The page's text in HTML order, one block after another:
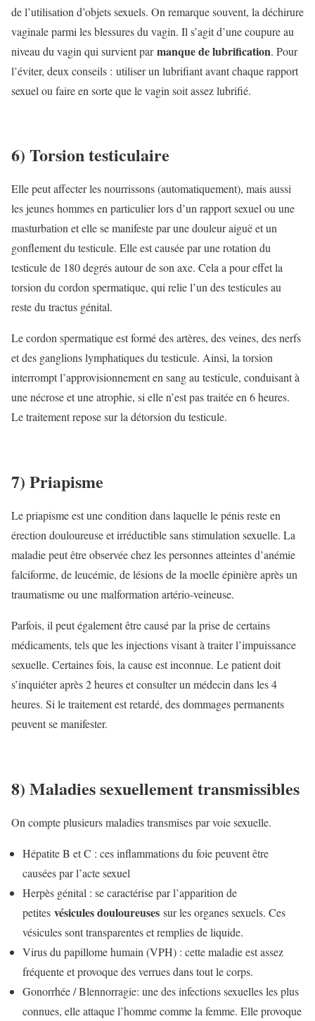
de l’utilisation d’objets sexuels. On remarque souvent, la déchirure
vaginale parmi les blessures du vagin. Il s’agit d’une coupure au
niveau du vagin qui survient parmanque de lubrification. Pour
l’éviter, deux conseils : utiliser un lubrifiant avant chaque rapport
sexuel ou faire en sorte que le vagin soit assez lubrifié.
6) Torsion testiculaire
Elle peut affecter les nourrissons (automatiquement), mais aussi
les jeunes hommes en particulier lors d’un rapport sexuel ou une
masturbation et elle se manifeste par une douleur aiguë et un
gonflement du testicule. Elle est causée par une rotation du
testicule de 180 degrés autour de son axe. Cela a pour effet la
torsion du cordon spermatique, qui relie l’un des testicules au
reste du tractus génital.
Le cordon spermatique est formé des artères, des veines, des nerfs
et des ganglions lymphatiques du testicule. Ainsi, la torsion
interrompt l’approvisionnement en sang au testicule, conduisant à
une nécrose et une atrophie, si elle n’est pas traitée en 6 heures.
Le traitement repose sur la détorsion du testicule.
7) Priapisme
Le priapisme est une condition dans laquelle le pénis reste en
érection douloureuse et irréductible sans stimulation sexuelle. La
maladie peut être observée chez les personnes atteintes d’anémie
falciforme, de leucémie, de lésions de la moelle épinière après un
traumatisme ou une malformation artério-veineuse.
Parfois, il peut également être causé par la prise de certains
médicaments, tels que les injections visant à traiter l’impuissance
sexuelle. Certaines fois, la cause est inconnue. Le patient doit
s’inquiéter après 2 heures et consulter un médecin dans les 4
heures. Si le traitement est retardé, des dommages permanents
peuvent se manifester.
8) Maladies sexuellement transmissibles
On compte plusieurs maladies transmises par voie sexuelle.
Hépatite B et C : ces inflammations du foie peuvent être
causées par l’acte sexuel
Herpès génital : se caractérise par l’apparition de
petites vésicules douloureuses sur les organes sexuels. Ces
vésicules sont transparentes et remplies de liquide.
Virus du papillome humain (VPH) : cette maladie est assez
fréquente et provoque des verrues dans tout le corps.
Gonorrhée / Blennorragie: une des infections sexuelles les plus
connues, elle attaque l’homme comme la femme. Elle provoque